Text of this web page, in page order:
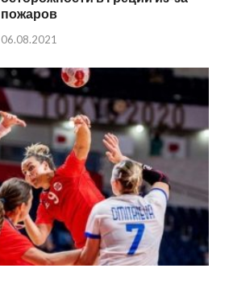
пожаров
06.08.2021